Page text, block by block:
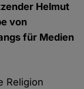
Helmut
von
für Medien
Religion